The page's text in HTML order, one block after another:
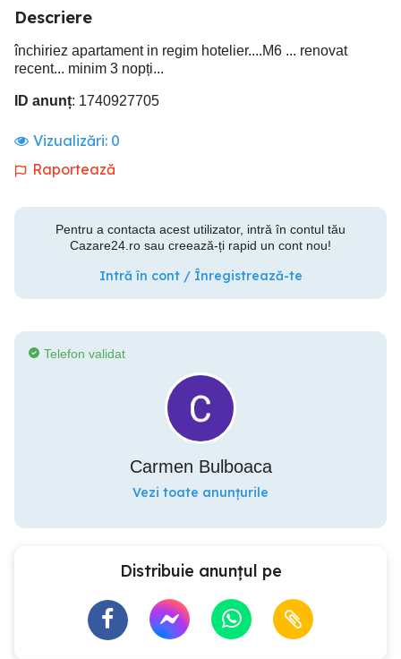
Descriere
închiriez apartament in regim hotelier....M6 ... renovat
recent... minim 3 nopți...
ID anunț: 1740927705
Vizualizări: 0
Raportează
Pentru a contacta acest utilizator, intră în contul tău
Cazare24.ro sau creează-ți rapid un cont nou!
Intră în cont / Înregistrează-te
Telefon validat
Carmen Bulboaca
Vezi toate anunțurile
Distribuie anunțul pe